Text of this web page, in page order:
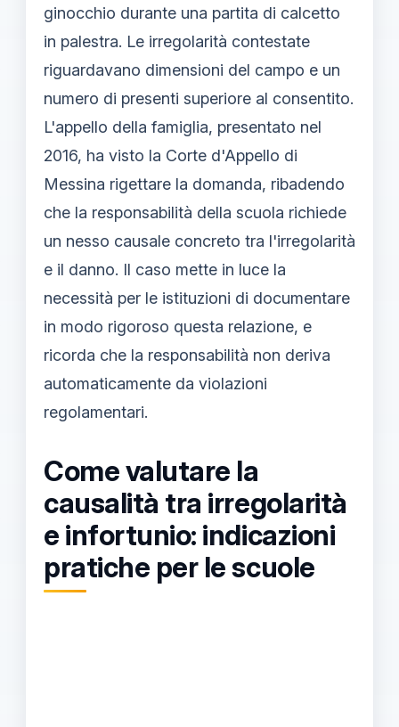
ginocchio durante una partita di calcetto
in palestra. Le irregolarità contestate
riguardavano dimensioni del campo e un
numero di presenti superiore al consentito.
L'appello della famiglia, presentato nel
2016, ha visto la Corte d'Appello di
Messina rigettare la domanda, ribadendo
che la responsabilità della scuola richiede
un nesso causale concreto tra l'irregolarità
e il danno. Il caso mette in luce la
necessità per le istituzioni di documentare
in modo rigoroso questa relazione, e
ricorda che la responsabilità non deriva
automaticamente da violazioni
regolamentari.
Come valutare la
causalità tra irregolarità
e infortunio: indicazioni
pratiche per le scuole